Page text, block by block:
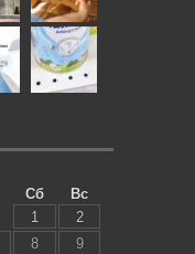
Сб
Вс
1
2
8
9